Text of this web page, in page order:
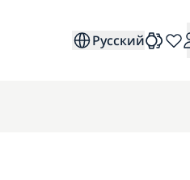
Русский